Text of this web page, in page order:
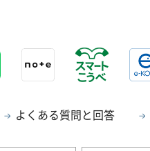
よくある質問と回答